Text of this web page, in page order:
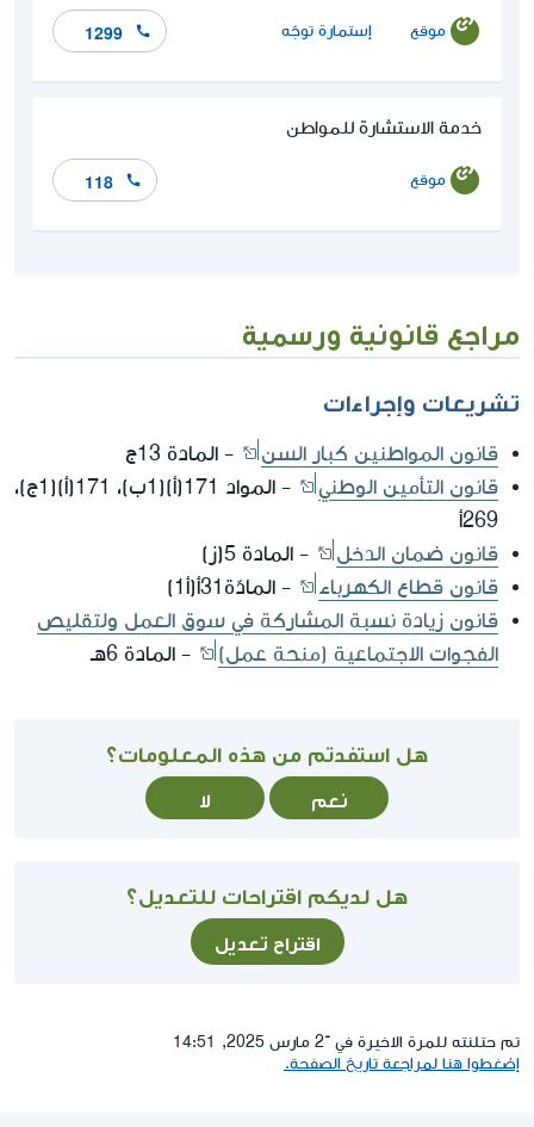
موقع إستمارة توجّه 1299
خدمة الاستشارة للمواطن
موقع 118
مراجع قانونية ورسمية
تشريعات وإجراءات
قانون المواطنين كبار السن
- المادة 13ج
قانون التأمين الوطني
- المواد 171(أ)(1ب)، 171(أ)(1ج)،
269أ
قانون ضمان الدخل
- المادة 5(ز)
قانون قطاع الكهرباء
- المادّة31أ(أ1)
قانون زيادة نسبة المشاركة في سوق العمل ولتقليص
الفجوات الاجتماعية (منحة عمل)
- المادة 6هـ
هل استفدتم من هذه المعلومات؟
نعم لا
هل لديكم اقتراحات للتعديل؟
اقتراح تعديل
تم حتلنته للمرة الاخيرة في ־2 مارس 2025, 14:51
إضغطوا هنا لمراجعة تاريخ الصفحة.